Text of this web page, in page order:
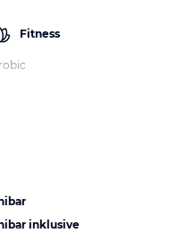
Fitness
inklusive